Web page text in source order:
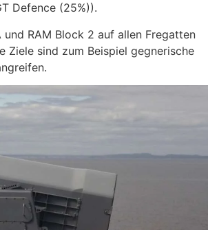
Defence (25%)).
RAM Block 2 auf allen Fregatten
sind zum Beispiel gegnerische